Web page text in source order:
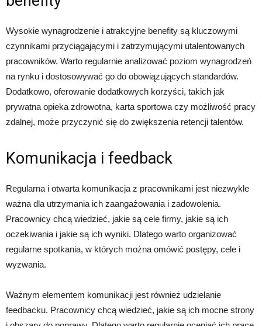
Wysokie wynagrodzenie i atrakcyjne benefity są kluczowymi
czynnikami przyciągającymi i zatrzymującymi utalentowanych
pracowników. Warto regularnie analizować poziom wynagrodzeń
na rynku i dostosowywać go do obowiązujących standardów.
Dodatkowo, oferowanie dodatkowych korzyści, takich jak
prywatna opieka zdrowotna, karta sportowa czy możliwość pracy
zdalnej, może przyczynić się do zwiększenia retencji talentów.
Komunikacja i feedback
Regularna i otwarta komunikacja z pracownikami jest niezwykle
ważna dla utrzymania ich zaangażowania i zadowolenia.
Pracownicy chcą wiedzieć, jakie są cele firmy, jakie są ich
oczekiwania i jakie są ich wyniki. Dlatego warto organizować
regularne spotkania, w których można omówić postępy, cele i
wyzwania.
Ważnym elementem komunikacji jest również udzielanie
feedbacku. Pracownicy chcą wiedzieć, jakie są ich mocne strony